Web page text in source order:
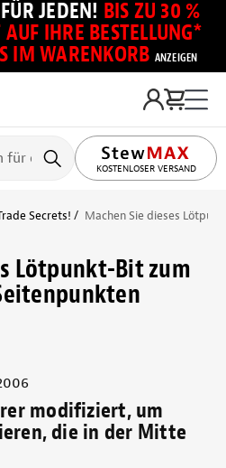
JEDEN! BIS ZU 30 %
IHRE BESTELLUNG*
IM WARENKORB ANZEIGEN
KOSTENLOSER VERSAND
Secrets! Machen Sie dieses
Lötpunkt-Bit zum
modifiziert, um
die in der Mitte